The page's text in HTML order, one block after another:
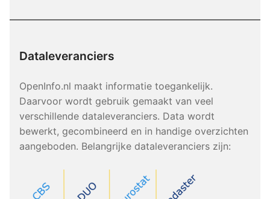
Dataleveranciers
OpenInfo.nl maakt informatie toegankelijk.
Daarvoor wordt gebruik gemaakt van veel
verschillende dataleveranciers. Data wordt
bewerkt, gecombineerd en in handige overzichten
aangeboden. Belangrijke dataleveranciers zijn: